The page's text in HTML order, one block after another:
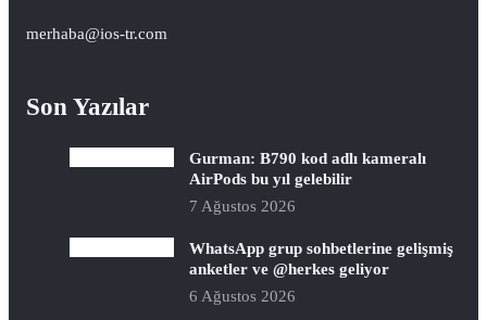
merhaba@ios-tr.com
Son Yazılar
Gurman: B790 kod adlı kameralı
AirPods bu yıl gelebilir
7 Ağustos 2026
WhatsApp grup sohbetlerine gelişmiş
anketler ve @herkes geliyor
6 Ağustos 2026